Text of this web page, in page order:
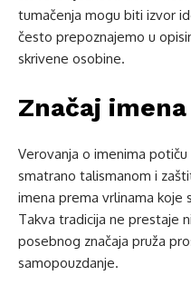
tumačenja mogu biti izvor
često prepoznajemo u
skrivene osobine.
Značaj
Verovanja o imenima
smatrano talismanom i
imena prema vrlinama koje
Takva tradicija ne prestaje
posebnog značaja pruža
samopouzdanje.